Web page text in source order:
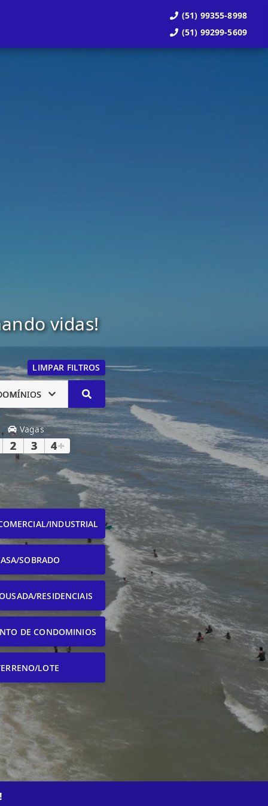
(51) 99355-8998
(51) 99299-5609
vidas!
LIMPAR FILTROS
Vagas
2 3 4+
INDUSTRIAL
SOBRADO
RESIDENCIAIS
DE CONDOMINIOS
LOTE